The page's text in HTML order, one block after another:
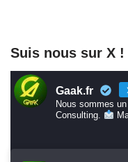
Suis nous sur X !
Gaak.fr
Nous sommes
Consulting.